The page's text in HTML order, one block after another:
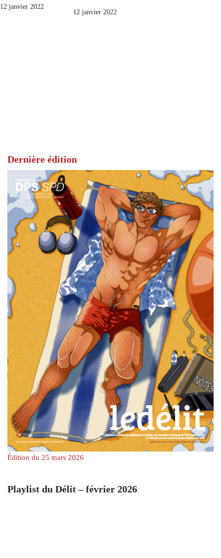
12 janvier 2022
12 janvier 2022
Dernière édition
Édition du 25 mars 2026
Playlist du Délit – février 2026